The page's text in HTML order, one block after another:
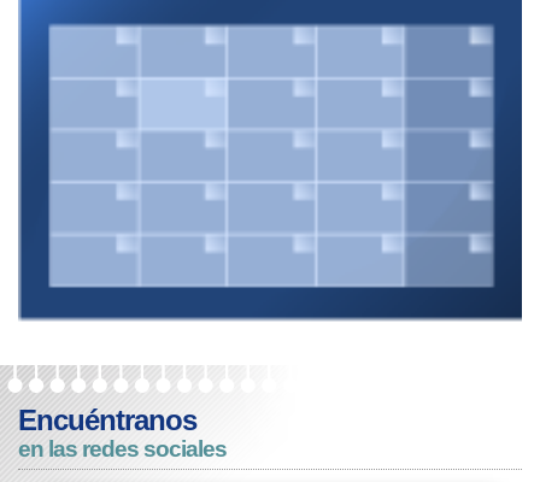
Encuéntranos
en las redes sociales